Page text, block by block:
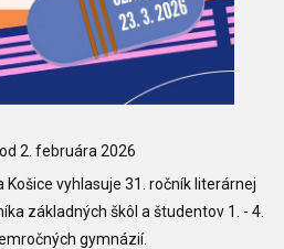
od 2. februára 2026
vyhlasuje 31. ročník literárnej
základných škôl a študentov 1. - 4.
gymnázií.